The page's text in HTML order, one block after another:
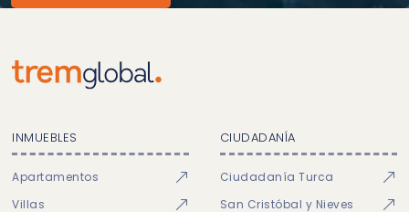
INMUEBLES
Apartamentos
Villas
CIUDADANÍA
Ciudadanía Turca
San Cristóbal y Nieves